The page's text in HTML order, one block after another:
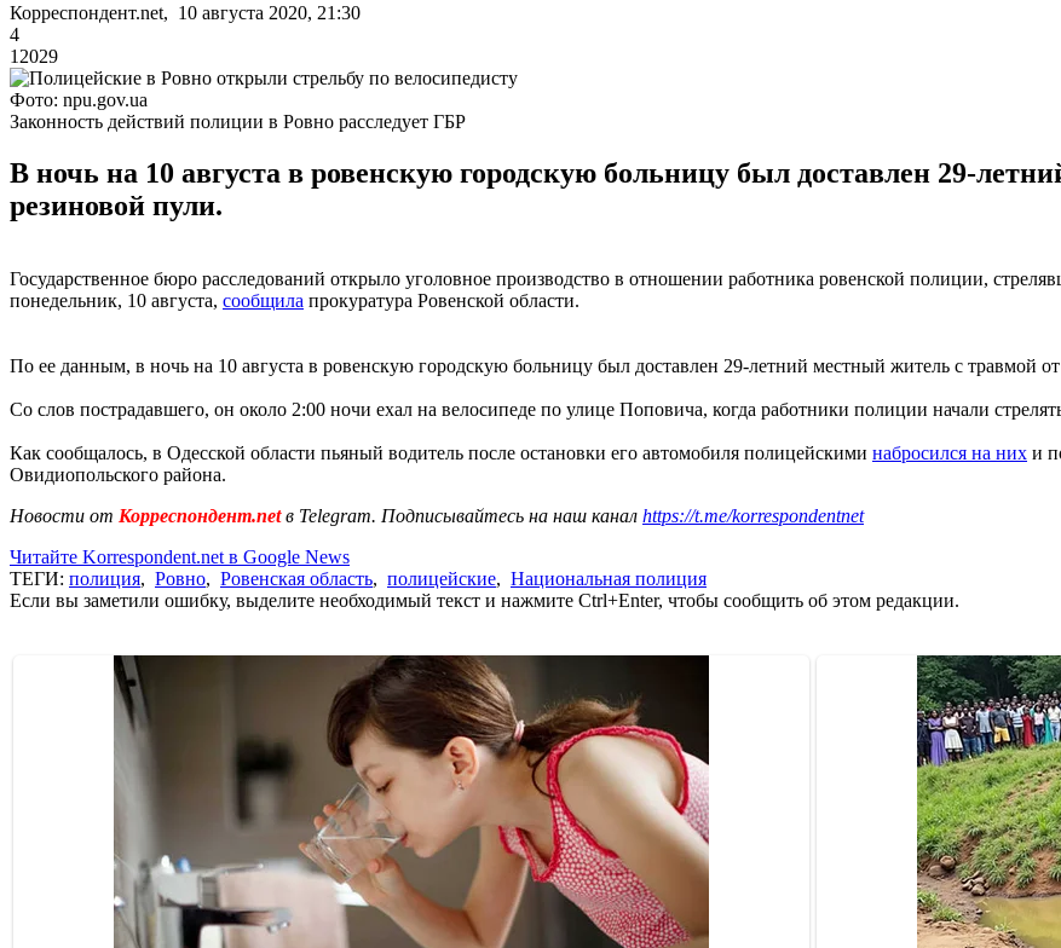
Корреспондент.net, 10 августа 2020, 21:30
4
12029
Фото: npu.gov.ua
Законность действий полиции в Ровно расследует ГБР
В ночь на 10 августа в ровенскую городскую больницу был доставлен 29-
резиновой пули.
Государственное бюро расследований открыло уголовное производство в отношении работника ровенской полиции,
понедельник, 10 августа, сообщила прокуратура Ровенской области.
По ее данным, в ночь на 10 августа в ровенскую городскую больницу был доставлен 29-летний местный житель с травмой
Со слов пострадавшего, он около 2:00 ночи ехал на велосипеде по улице Поповича, когда работники полиции начали
Как сообщалось, в Одесской области пьяный водитель после остановки его автомобиля полицейскими набросился на них и
Овидиопольского района.
Новости от Корреспондент.netв Telegram. Подписывайтесь на наш канал https://t.me/korrespondentnet
Читайте Korrespondent.net в Google News
ТЕГИ: полиция, Ровно, Ровенская область, полицейские, Национальная полиция
Если вы заметили ошибку, выделите необходимый текст и нажмите Ctrl+Enter, чтобы сообщить об этом редакции.